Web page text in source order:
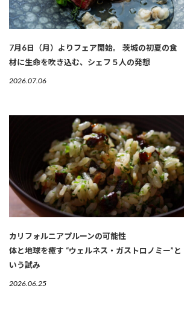
7月6日（月）よりフェア開始。 茨城の初夏の食
材に生命を吹き込む、シェフ５人の発想
2026.07.06
カリフォルニアプルーンの可能性
体と地球を癒す “ウェルネス・ガストロノミー”と
いう試み
2026.06.25